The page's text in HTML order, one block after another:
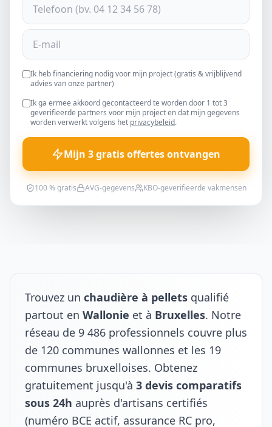
Ik heb financiering nodig voor mijn project (gratis & vrijblijvend
advies van onze partner)
Ik ga ermee akkoord gecontacteerd te worden door 1 tot 3
geverifieerde partners voor mijn project en dat mijn gegevens
worden verwerkt volgens het privacybeleid.
Mijn 3 gratis offertes ontvangen
100 % gratis AVG-gegevens KBO-geverifieerde vakmensen
Trouvez un chaudière à pellets qualifié
partout en Wallonie et à Bruxelles. Notre
réseau de 9 486 professionnels couvre plus
de 120 communes wallonnes et les 19
communes bruxelloises. Obtenez
gratuitement jusqu'à 3 devis comparatifs
sous 24h auprès d'artisans certifiés
(numéro BCE actif, assurance RC pro,